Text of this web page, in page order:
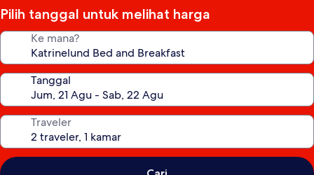
Pilih tanggal untuk melihat harga
Ke mana?
Tanggal
Traveler